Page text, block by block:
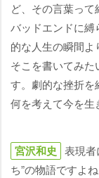
ど、その言葉っ
バッドエンドに縛
的な人生の瞬間よ
そこを書いてみ
す。劇的な挫折を
何を考えて今を生
宮沢和史 表現者
ち”の物語ですよ